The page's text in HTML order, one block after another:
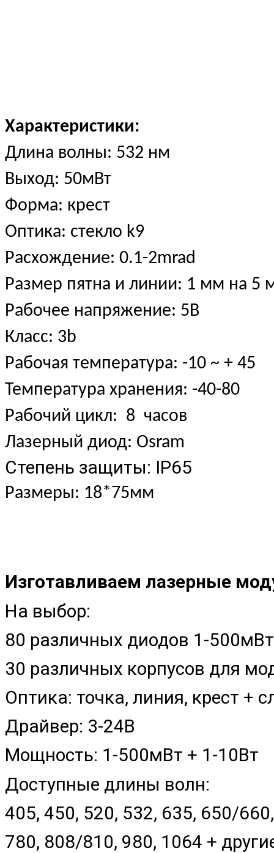
Характеристики:
Длина волны: 532 нм
Выход: 50мВт
Форма: крест
Оптика: стекло k9
Расхождение: 0.1-2mrad
Размер пятна и линии: 1 мм на 5
Рабочее напряжение: 5В
Класс: 3b
Рабочая температура: -10 ~ + 45
Температура хранения: -40-80
Рабочий цикл: 8 часов
Лазерный диод: Osram
Степень защиты: IP65
Размеры: 18*75мм
Изготавливаем лазерные
На выбор:
80 различных диодов 1-500мВт
30 различных корпусов для
Оптика: точка, линия, крест +
Драйвер: 3-24В
Мощность: 1-500мВт + 1-10Вт
Доступные длины волн:
405, 450, 520, 532, 635, 650/
780, 808/810, 980, 1064 +